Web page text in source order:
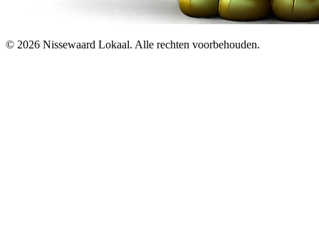
© 2026 Nissewaard Lokaal. Alle rechten voorbehouden.